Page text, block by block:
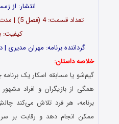
انتشار: از
تعداد
کیفیت:
گرداننده برنامه: مهران مدیری
خلاصه داستان:
گیم‌شو یا مسابقه اسکار یک
همگی از بازیگران و افراد
برنامه، هر فرد تلاش می‌کند
ممکن انجام دهد و رقابت بر